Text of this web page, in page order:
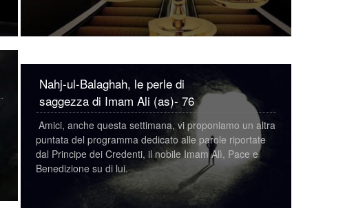
Nahj-ul-Balaghah, le perle di
saggezza di Imam Ali (as)- 77
Amici, anche questa settimana, vi proponiamo un altra
puntata del programma dedicato alle parole riportate
dal Principe dei Credenti, il nobile Imam Alì, Pace e
Benedizione su di lui.
Nahj-ul-Balaghah, le perle di
saggezza di Imam Ali (as)- 76
Amici, anche questa settimana, vi proponiamo un altra
puntata del programma dedicato alle parole riportate
dal Principe dei Credenti, il nobile Imam Alì, Pace e
Benedizione su di lui.